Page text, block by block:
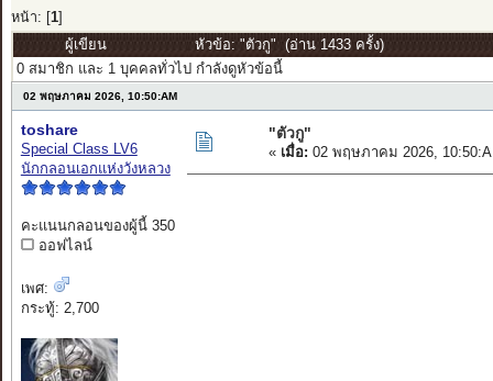
หน้า: [ 1]
ผู้เขียน
หัวข้อ: "ตัวกู" (อ่าน 1433 ครั้ง)
0 สมาชิก และ 1 บุคคลทั่วไป กำลังดูหัวข้อนี้
02 พฤษภาคม 2026, 10:50:AM
toshare
Special Class LV6
นักกลอนเอกแห่งวังหลวง
คะแนนกลอนของผู้นี้ 350
ออฟไลน์
เพศ:
กระทู้: 2,700
"ตัวกู"
« เมื่อ: 02 พฤษภาคม 2026,